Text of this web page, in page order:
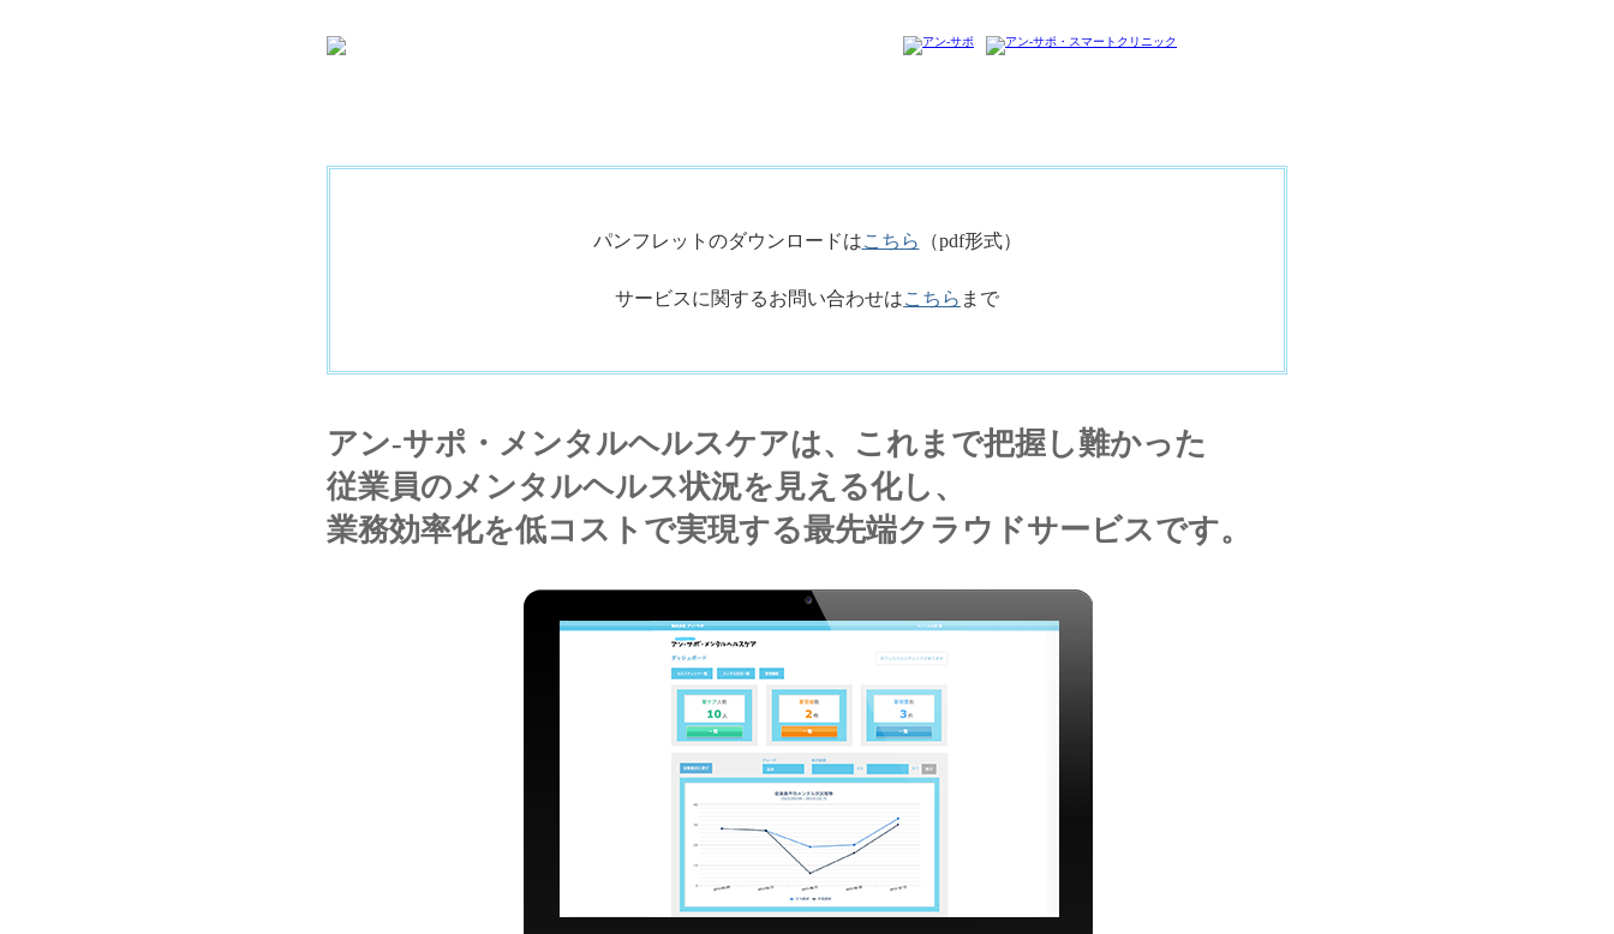
パンフレットのダウンロードはこちら （pdf形式）
サービスに関するお問い合わせはこちら まで
アン-サポ・メンタルヘルスケアは、これまで把握し難かった
従業員のメンタルヘルス状況を見える化し、
業務効率化を低コストで実現する最先端クラウドサービスです。